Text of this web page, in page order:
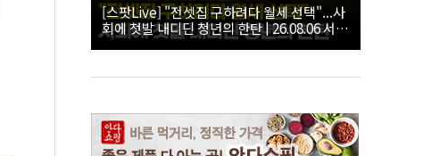
[스팟Live] "전셋집 구하려다 월세 선택"...사
회에 첫발 내디딘 청년의 한탄 | 26.08.06 서울
시 부동산 대토론회